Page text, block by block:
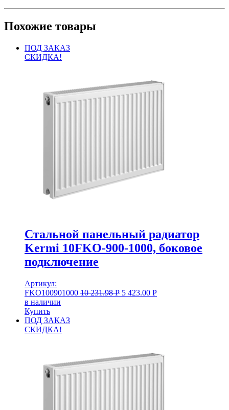
Похожие товары
ПОД ЗАКАЗ
СКИДКА!
Стальной панельный радиатор
Kermi 10FKO-900-1000, боковое
подключение
Артикул:
FKO100901000 10 231.98Р 5 423.00 Р
в наличии
Купить
ПОД ЗАКАЗ
СКИДКА!